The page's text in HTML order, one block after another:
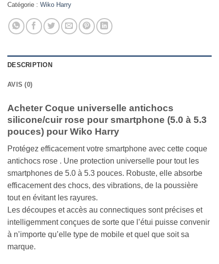
Catégorie : Wiko Harry
DESCRIPTION
AVIS (0)
Acheter Coque universelle antichocs
silicone/cuir rose pour smartphone (5.0 à 5.3
pouces) pour Wiko Harry
Protégez efficacement votre smartphone avec cette coque
antichocs rose . Une protection universelle pour tout les
smartphones de 5.0 à 5.3 pouces. Robuste, elle absorbe
efficacement des chocs, des vibrations, de la poussière
tout en évitant les rayures.
Les découpes et accès au connectiques sont précises et
intelligemment conçues de sorte que l’étui puisse convenir
à n’importe qu’elle type de mobile et quel que soit sa
marque.